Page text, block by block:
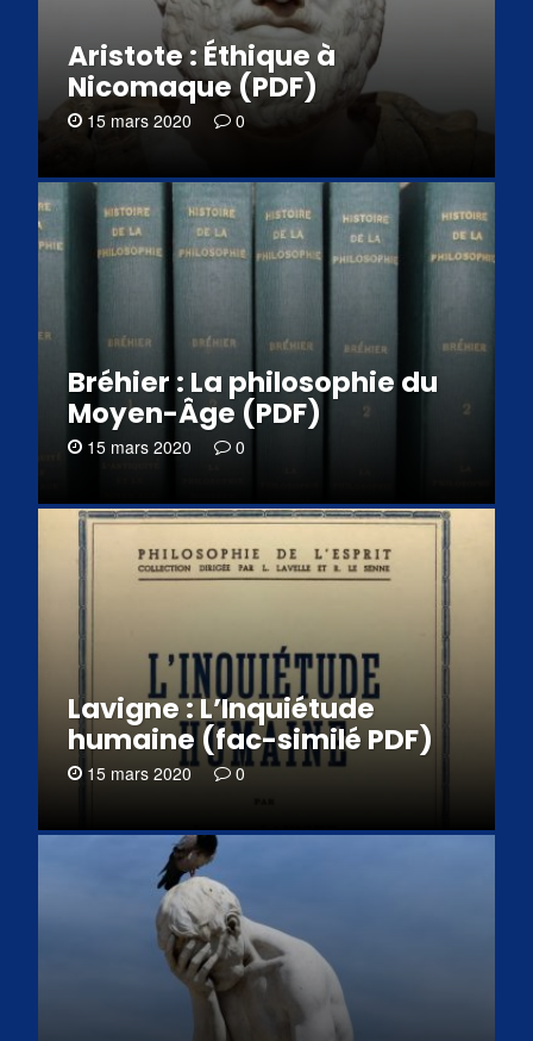
Aristote : Éthique à
Nicomaque (PDF)
15 mars 2020 0
Bréhier : La philosophie du
Moyen-Âge (PDF)
15 mars 2020 0
Lavigne : L’Inquiétude
humaine (fac-similé PDF)
15 mars 2020 0